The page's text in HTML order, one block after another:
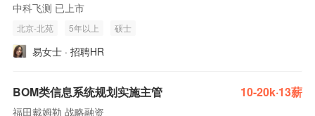
中科飞测 已上市
北京-北苑 5年以上 硕士
易女士 · 招聘HR
BOM类信息系统规划实施主管 10-20k·13薪
福田戴姆勒 战略融资